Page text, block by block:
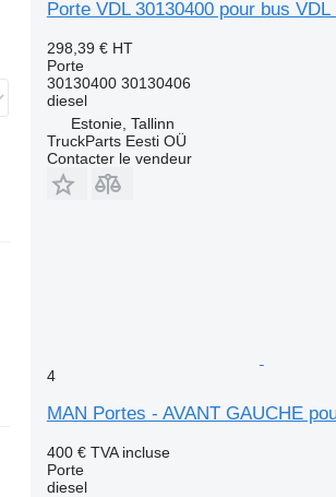
Porte VDL 30130400 pour bus
298,39 € HT
Porte
30130400 30130406
diesel
Estonie, Tallinn
TruckParts Eesti OÜ
Contacter le vendeur
4
MAN Portes - AVANT GAUCHE
400 € TVA incluse
Porte
diesel